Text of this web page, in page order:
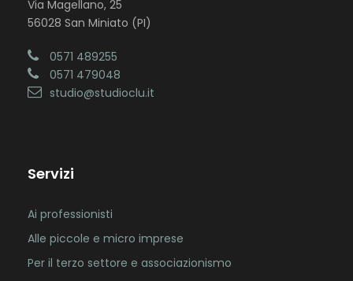
Via Magellano, 25
56028 San Miniato (PI)
0571 489255
0571 479048
studio@studioclu.it
Servizi
Ai professionisti
Alle piccole e micro imprese
Per il terzo settore e associazionismo